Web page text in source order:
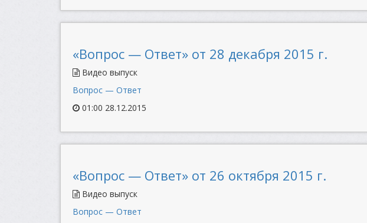
«Вопрос — Ответ» от 28 декабря 2015 г.
Видео выпуск
Вопрос — Ответ
01:00 28.12.2015
«Вопрос — Ответ» от 26 октября 2015 г.
Видео выпуск
Вопрос — Ответ